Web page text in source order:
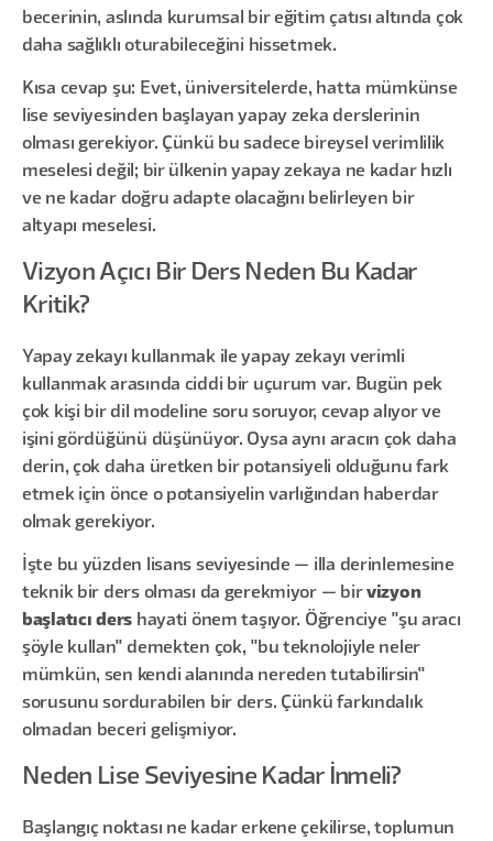
becerinin, aslında kurumsal bir eğitim çatısı altında çok
daha sağlıklı oturabileceğini hissetmek.
Kısa cevap şu: Evet, üniversitelerde, hatta mümkünse
lise seviyesinden başlayan yapay zeka derslerinin
olması gerekiyor. Çünkü bu sadece bireysel verimlilik
meselesi değil; bir ülkenin yapay zekaya ne kadar hızlı
ve ne kadar doğru adapte olacağını belirleyen bir
altyapı meselesi.
Vizyon Açıcı Bir Ders Neden Bu Kadar
Kritik?
Yapay zekayı kullanmak ile yapay zekayı verimli
kullanmak arasında ciddi bir uçurum var. Bugün pek
çok kişi bir dil modeline soru soruyor, cevap alıyor ve
işini gördüğünü düşünüyor. Oysa aynı aracın çok daha
derin, çok daha üretken bir potansiyeli olduğunu fark
etmek için önce o potansiyelin varlığından haberdar
olmak gerekiyor.
İşte bu yüzden lisans seviyesinde — illa derinlemesine
teknik bir ders olması da gerekmiyor — bir vizyon
başlatıcı ders hayati önem taşıyor. Öğrenciye "şu aracı
şöyle kullan" demekten çok, "bu teknolojiyle neler
mümkün, sen kendi alanında nereden tutabilirsin"
sorusunu sordurabilen bir ders. Çünkü farkındalık
olmadan beceri gelişmiyor.
Neden Lise Seviyesine Kadar İnmeli?
Başlangıç noktası ne kadar erkene çekilirse, toplumun